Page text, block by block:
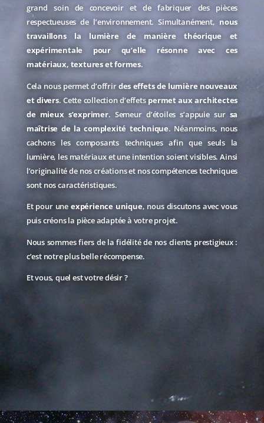
grand soin de concevoir et de fabriquer des pièces
respectueuses de l’environnement. Simultanément, nous
travaillons la lumière de manière théorique et
expérimentale pour qu’elle résonne avec ces
matériaux, textures et formes.
Cela nous permet d’offrirdes effets de lumière nouveaux
et divers. Cette collection d’effets permet aux architectes
de mieux s’exprimer. Semeur d’étoiles s’appuie sur sa
maîtrise de la complexité technique. Néanmoins, nous
cachons les composants techniques afin que seuls la
lumière, les matériaux et une intention soient visibles. Ainsi
l’originalité de nos créations et nos compétences techniques
sont nos caractéristiques.
Et pour une expérience unique, nous discutons avec vous
puis créons la pièce adaptée à votre projet.
Nous sommes fiers de la fidélité de nos clients prestigieux :
c’est notre plus belle récompense.
Et vous, quel est votre désir ?